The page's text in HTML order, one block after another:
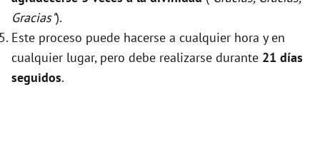
Gracias").
Este proceso puede hacerse a cualquier hora y en
cualquier lugar, pero debe realizarse durante 21 días
seguidos.